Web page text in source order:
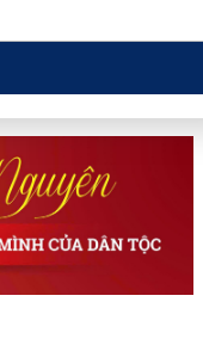
toàn quốc